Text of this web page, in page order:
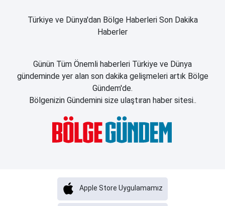
Türkiye ve Dünya'dan Bölge Haberleri Son Dakika
Haberler
Günün Tüm Önemli haberleri Türkiye ve Dünya
gündeminde yer alan son dakika gelişmeleri artık Bölge
Gündem'de.
Bölgenizin Gündemini size ulaştıran haber sitesi..
Apple Store Uygulamamız